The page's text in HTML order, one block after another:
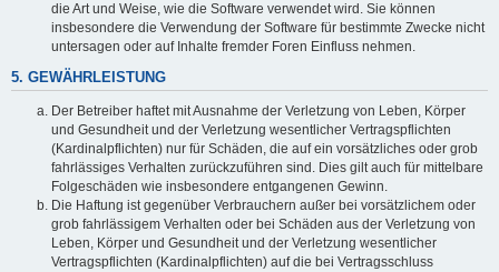
die Art und Weise, wie die Software verwendet wird. Sie können
insbesondere die Verwendung der Software für bestimmte Zwecke nicht
untersagen oder auf Inhalte fremder Foren Einfluss nehmen.
5. GEWÄHRLEISTUNG
Der Betreiber haftet mit Ausnahme der Verletzung von Leben, Körper
und Gesundheit und der Verletzung wesentlicher Vertragspflichten
(Kardinalpflichten) nur für Schäden, die auf ein vorsätzliches oder grob
fahrlässiges Verhalten zurückzuführen sind. Dies gilt auch für mittelbare
Folgeschäden wie insbesondere entgangenen Gewinn.
Die Haftung ist gegenüber Verbrauchern außer bei vorsätzlichem oder
grob fahrlässigem Verhalten oder bei Schäden aus der Verletzung von
Leben, Körper und Gesundheit und der Verletzung wesentlicher
Vertragspflichten (Kardinalpflichten) auf die bei Vertragsschluss